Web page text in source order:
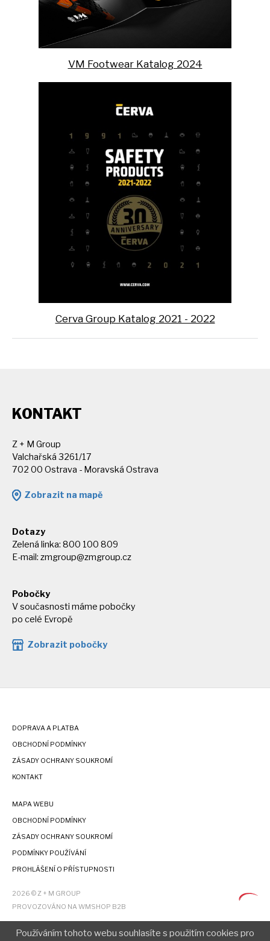
VM Footwear Katalog 2024
Cerva Group Katalog 2021 - 2022
KONTAKT
Z + M Group
Valchařská 3261/17
702 00 Ostrava - Moravská Ostrava
Zobrazit na mapě
Dotazy
Zelená linka: 800 100 809
E-mail: zmgroup@zmgroup.cz
Pobočky
V současnosti máme pobočky
po celé Evropě
Zobrazit pobočky
DOPRAVA A PLATBA
OBCHODNÍ PODMÍNKY
ZÁSADY OCHRANY SOUKROMÍ
KONTAKT
MAPA WEBU
OBCHODNÍ PODMÍNKY
ZÁSADY OCHRANY SOUKROMÍ
PODMÍNKY POUŽÍVÁNÍ
PROHLÁŠENÍ O PŘÍSTUPNOSTI
2026 © Z + M GROUP
PROVOZOVÁNO NA WMSHOP B2B
Používáním tohoto webu souhlasíte s použitím cookies pro